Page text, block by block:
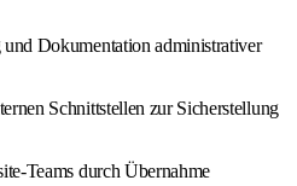
Dokumentation administrativer
Schnittstellen zur Sicherstellung
Teams durch Übernahme